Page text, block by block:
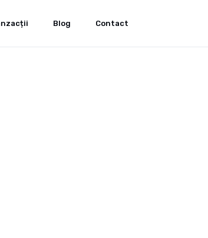
Blog Contact